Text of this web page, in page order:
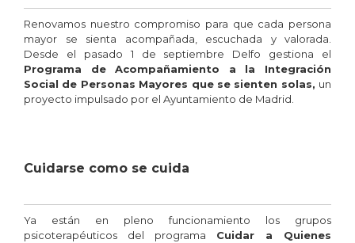
Renovamos nuestro compromiso para que cada persona
mayor se sienta acompañada, escuchada y valorada.
Desde el pasado 1 de septiembre Delfo gestiona el
Programa de Acompañamiento a la Integración
Social de Personas Mayores que se sienten solas, un
proyecto impulsado por el Ayuntamiento de Madrid.
Cuidarse como se cuida
Ya están en pleno funcionamiento los grupos
psicoterapéuticos del programa Cuidar a Quienes